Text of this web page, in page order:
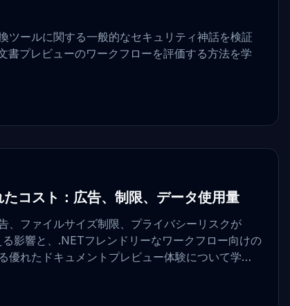
ツールに関する一般的なセキュリティ神話を検証
書プレビューのワークフローを評価する方法を学
コスト：広告、制限、データ使用量
、ファイルサイズ制限、プライバシーリスクが
影響と、.NETフレンドリーなワークフロー向けの
優れたドキュメントプレビュー体験について学び